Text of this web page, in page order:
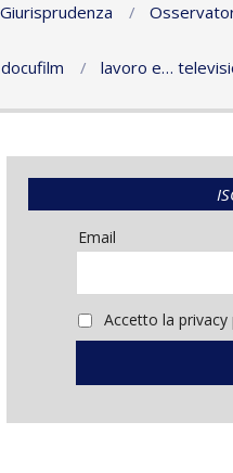
Giurisprudenza
lavoro e…
Email
Accetto la privacy